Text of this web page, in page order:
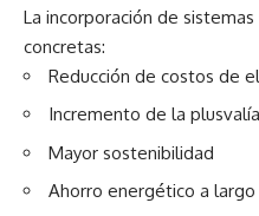
La incorporación de
concretas:
Reducción de costos de
Incremento de la
Mayor sostenibilidad
Ahorro energético a largo